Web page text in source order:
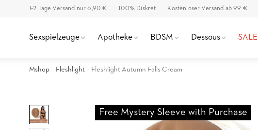
1-2 Tage Versand nur 6,90 € 100% Diskret Kostenloser Versand ab 99 €
Sexspielzeuge Apotheke BDSM Dessous SALE
Mshop Fleshlight Fleshlight Autumn Falls Cream
Free Mystery Sleeve with Purchase